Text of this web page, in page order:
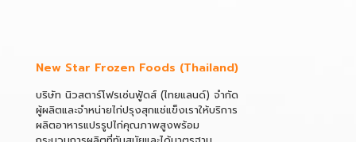
New Star Frozen Foods (Thailand)
บริษัท นิวสตาร์โฟรเซ่นฟู้ดส์ (ไทยแลนด์) จำกัด
ผู้ผลิตและจำหน่ายไก่ปรุงสุกแช่แข็งเราให้บริการ
ผลิตอาหารแปรรูปไก่คุณภาพสูงพร้อม